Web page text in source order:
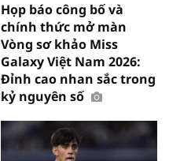
Họp báo công bố và
chính thức mở màn
Vòng sơ khảo Miss
Galaxy Việt Nam 2026:
Đỉnh cao nhan sắc trong
kỷ nguyên số